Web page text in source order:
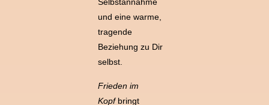
und eine warme,
tragende
Beziehung zu Dir
selbst.
Frieden im
Kopfbringt